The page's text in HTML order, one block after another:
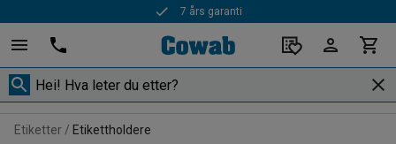
7 års garanti
Etiketter Etikettholdere